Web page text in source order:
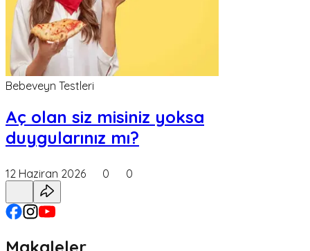
Bebeveyn Testleri
Aç olan siz misiniz yoksa
duygularınız mı?
12 Haziran 2026 0 0